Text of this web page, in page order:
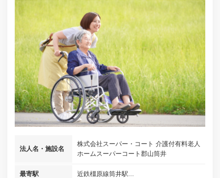
法人名・施設名
株式会社スーパー・コート 介護付有料老人
ホームスーパーコート郡山筒井
最寄駅 近鉄橿原線筒井駅...